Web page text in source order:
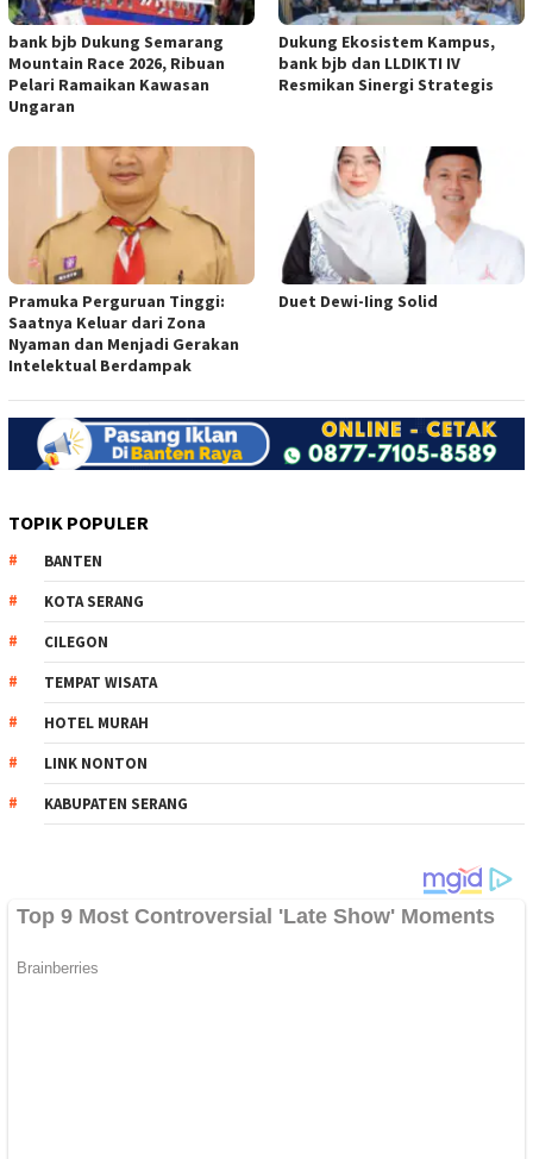
bank bjb Dukung Semarang
Mountain Race 2026, Ribuan
Pelari Ramaikan Kawasan
Ungaran
Dukung Ekosistem Kampus,
bank bjb dan LLDIKTI IV
Resmikan Sinergi Strategis
Pramuka Perguruan Tinggi:
Saatnya Keluar dari Zona
Nyaman dan Menjadi Gerakan
Intelektual Berdampak
Duet Dewi-Iing Solid
TOPIK POPULER
BANTEN
KOTA SERANG
CILEGON
TEMPAT WISATA
HOTEL MURAH
LINK NONTON
KABUPATEN SERANG